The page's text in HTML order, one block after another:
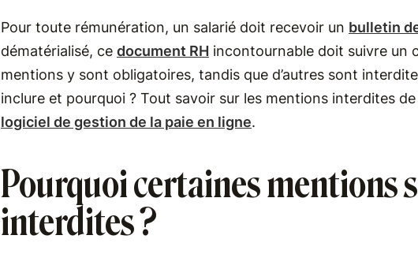
Pour toute rémunération, un salarié doit recevoir un bulletin
dématérialisé, ce document RH incontournable doit suivre un
mentions y sont obligatoires, tandis que d’autres sont
inclure et pourquoi ? Tout savoir sur les mentions interdites
logiciel de gestion de la paie en ligne.
Pourquoi certaines mentions
interdites ?